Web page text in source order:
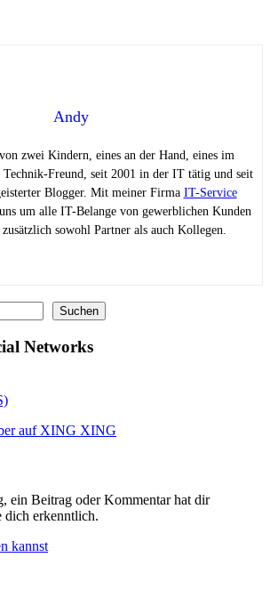
Andy
zwei Kindern, eines an der Hand, eines im
Freund, seit 2001 in der IT tätig und seit
Blogger. Mit meiner Firma IT-Service
um alle IT-Belange von gewerblichen Kunden
sowohl Partner als auch Kollegen.
Suchen
Networks
XING
ein Beitrag oder Kommentar hat dir
dich erkenntlich.
kannst